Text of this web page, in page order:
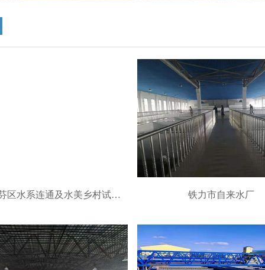
本溪市南芬区水系连通及水美乡村试点县（EPC模式）建设项目 铁力市自来水厂